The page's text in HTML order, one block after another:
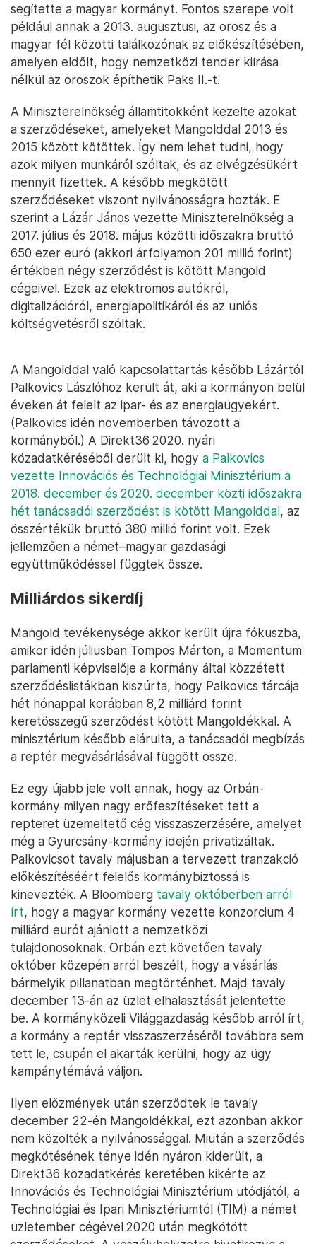
segítette a magyar kormányt. Fontos szerepe volt
például annak a 2013. augusztusi, az orosz és a
magyar fél közötti találkozónak az előkészítésében,
amelyen eldőlt, hogy nemzetközi tender kiírása
nélkül az oroszok építhetik Paks II.-t.
A Miniszterelnökség államtitokként kezelte azokat
a szerződéseket, amelyeket Mangolddal 2013 és
2015 között kötöttek. Így nem lehet tudni, hogy
azok milyen munkáról szóltak, és az elvégzésükért
mennyit fizettek. A később megkötött
szerződéseket viszont nyilvánosságra hozták. E
szerint a Lázár János vezette Miniszterelnökség a
2017. július és 2018. május közötti időszakra bruttó
650 ezer euró (akkori árfolyamon 201 millió forint)
értékben négy szerződést is kötött Mangold
cégeivel. Ezek az elektromos autókról,
digitalizációról, energiapolitikáról és az uniós
költségvetésről szóltak.
A Mangolddal való kapcsolattartás később Lázártól
Palkovics Lászlóhoz került át, aki a kormányon belül
éveken át felelt az ipar- és az energiaügyekért.
(Palkovics idén novemberben távozott a
kormányból.) A Direkt36 2020. nyári
közadatkéréséből derült ki, hogy a Palkovics
vezette Innovációs és Technológiai Minisztérium a
2018. december és 2020. december közti időszakra
hét tanácsadói szerződést is kötött Mangolddal, az
összértékük bruttó 380 millió forint volt. Ezek
jellemzően a német–magyar gazdasági
együttműködéssel függtek össze.
Milliárdos sikerdíj
Mangold tevékenysége akkor került újra fókuszba,
amikor idén júliusban Tompos Márton, a Momentum
parlamenti képviselője a kormány által közzétett
szerződéslistákban kiszúrta, hogy Palkovics tárcája
hét hónappal korábban 8,2 milliárd forint
keretösszegű szerződést kötött Mangoldékkal. A
minisztérium később elárulta, a tanácsadói megbízás
a reptér megvásárlásával függött össze.
Ez egy újabb jele volt annak, hogy az Orbán-
kormány milyen nagy erőfeszítéseket tett a
repteret üzemeltető cég visszaszerzésére, amelyet
még a Gyurcsány-kormány idején privatizáltak.
Palkovicsot tavaly májusban a tervezett tranzakció
előkészítéséért felelős kormánybiztossá is
kinevezték. A Bloomberg tavaly októberben arról
írt, hogy a magyar kormány vezette konzorcium 4
milliárd eurót ajánlott a nemzetközi
tulajdonosoknak. Orbán ezt követően tavaly
október közepén arról beszélt, hogy a vásárlás
bármelyik pillanatban megtörténhet. Majd tavaly
december 13-án az üzlet elhalasztását jelentette
be. A kormányközeli Világgazdaság később arról írt,
a kormány a reptér visszaszerzéséről továbbra sem
tett le, csupán el akarták kerülni, hogy az ügy
kampánytémává váljon.
Ilyen előzmények után szerződtek le tavaly
december 22-én Mangoldékkal, ezt azonban akkor
nem közölték a nyilvánossággal. Miután a szerződés
megkötésének ténye idén nyáron kiderült, a
Direkt36 közadatkérés keretében kikérte az
Innovációs és Technológiai Minisztérium utódjától, a
Technológiai és Ipari Minisztériumtól (TIM) a német
üzletember cégével 2020 után megkötött